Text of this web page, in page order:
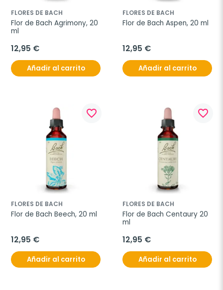
FLORES DE BACH
Flor de Bach Agrimony, 20
ml
12,95 €
Añadir al carrito
FLORES DE BACH
Flor de Bach Aspen, 20 ml
12,95 €
Añadir al carrito
favorite_border
FLORES DE BACH
Flor de Bach Beech, 20 ml
12,95 €
Añadir al carrito
favorite_border
FLORES DE BACH
Flor de Bach Centaury 20
ml
12,95 €
Añadir al carrito